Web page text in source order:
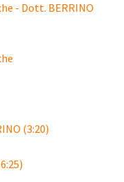
- Dott. BERRINO
(3:20)